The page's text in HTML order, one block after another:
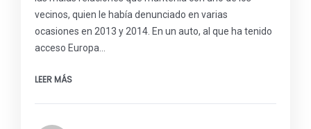
vecinos, quien le había denunciado en varias
ocasiones en 2013 y 2014. En un auto, al que ha tenido
acceso Europa…
LEER MÁS